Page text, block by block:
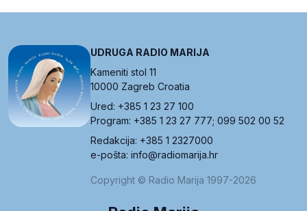
UDRUGA RADIO MARIJA
Kameniti stol 11
10000 Zagreb Croatia
Ured: +385 1 23 27 100
Program: +385 1 23 27 777; 099 502 00 52
Redakcija: +385 1 2327000
e-pošta: info@radiomarija.hr
Copyright © Radio Marija 1997-2026